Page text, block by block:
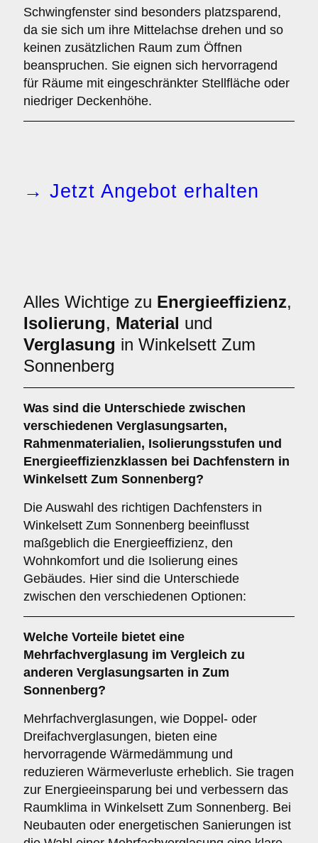
Schwingfenster sind besonders platzsparend,
da sie sich um ihre Mittelachse drehen und so
keinen zusätzlichen Raum zum Öffnen
beanspruchen. Sie eignen sich hervorragend
für Räume mit eingeschränkter Stellfläche oder
niedriger Deckenhöhe.
→ Jetzt Angebot erhalten
Alles Wichtige zu Energieeffizienz,
Isolierung, Material und
Verglasung in Winkelsett Zum
Sonnenberg
Was sind die Unterschiede zwischen
verschiedenen Verglasungsarten,
Rahmenmaterialien, Isolierungsstufen und
Energieeffizienzklassen bei Dachfenstern in
Winkelsett Zum Sonnenberg?
Die Auswahl des richtigen Dachfensters in
Winkelsett Zum Sonnenberg beeinflusst
maßgeblich die Energieeffizienz, den
Wohnkomfort und die Isolierung eines
Gebäudes. Hier sind die Unterschiede
zwischen den verschiedenen Optionen:
Welche Vorteile bietet eine
Mehrfachverglasung im Vergleich zu
anderen Verglasungsarten in Zum
Sonnenberg?
Mehrfachverglasungen, wie Doppel- oder
Dreifachverglasungen, bieten eine
hervorragende Wärmedämmung und
reduzieren Wärmeverluste erheblich. Sie tragen
zur Energieeinsparung bei und verbessern das
Raumklima in Winkelsett Zum Sonnenberg. Bei
Neubauten oder energetischen Sanierungen ist